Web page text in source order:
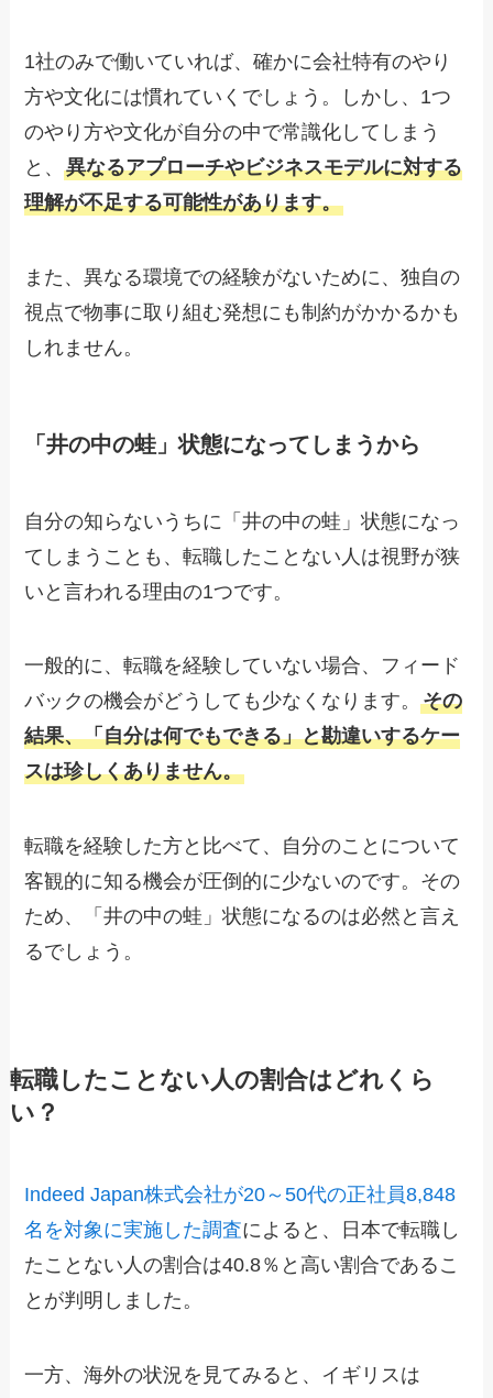
1社のみで働いていれば、確かに会社特有のやり
方や文化には慣れていくでしょう。しかし、1つ
のやり方や文化が自分の中で常識化してしまう
と、異なるアプローチやビジネスモデルに対する
理解が不足する可能性があります。
また、異なる環境での経験がないために、独自の
視点で物事に取り組む発想にも制約がかかるかも
しれません。
「井の中の蛙」状態になってしまうから
自分の知らないうちに「井の中の蛙」状態になっ
てしまうことも、転職したことない人は視野が狭
いと言われる理由の1つです。
一般的に、転職を経験していない場合、フィード
バックの機会がどうしても少なくなります。その
結果、「自分は何でもできる」と勘違いするケー
スは珍しくありません。
転職を経験した方と比べて、自分のことについて
客観的に知る機会が圧倒的に少ないのです。その
ため、「井の中の蛙」状態になるのは必然と言え
るでしょう。
転職したことない人の割合はどれくら
い？
Indeed Japan株式会社が20～50代の正社員8,848
名を対象に実施した調査によると、日本で転職し
たことない人の割合は40.8％と高い割合であるこ
とが判明しました。
一方、海外の状況を見てみると、イギリスは